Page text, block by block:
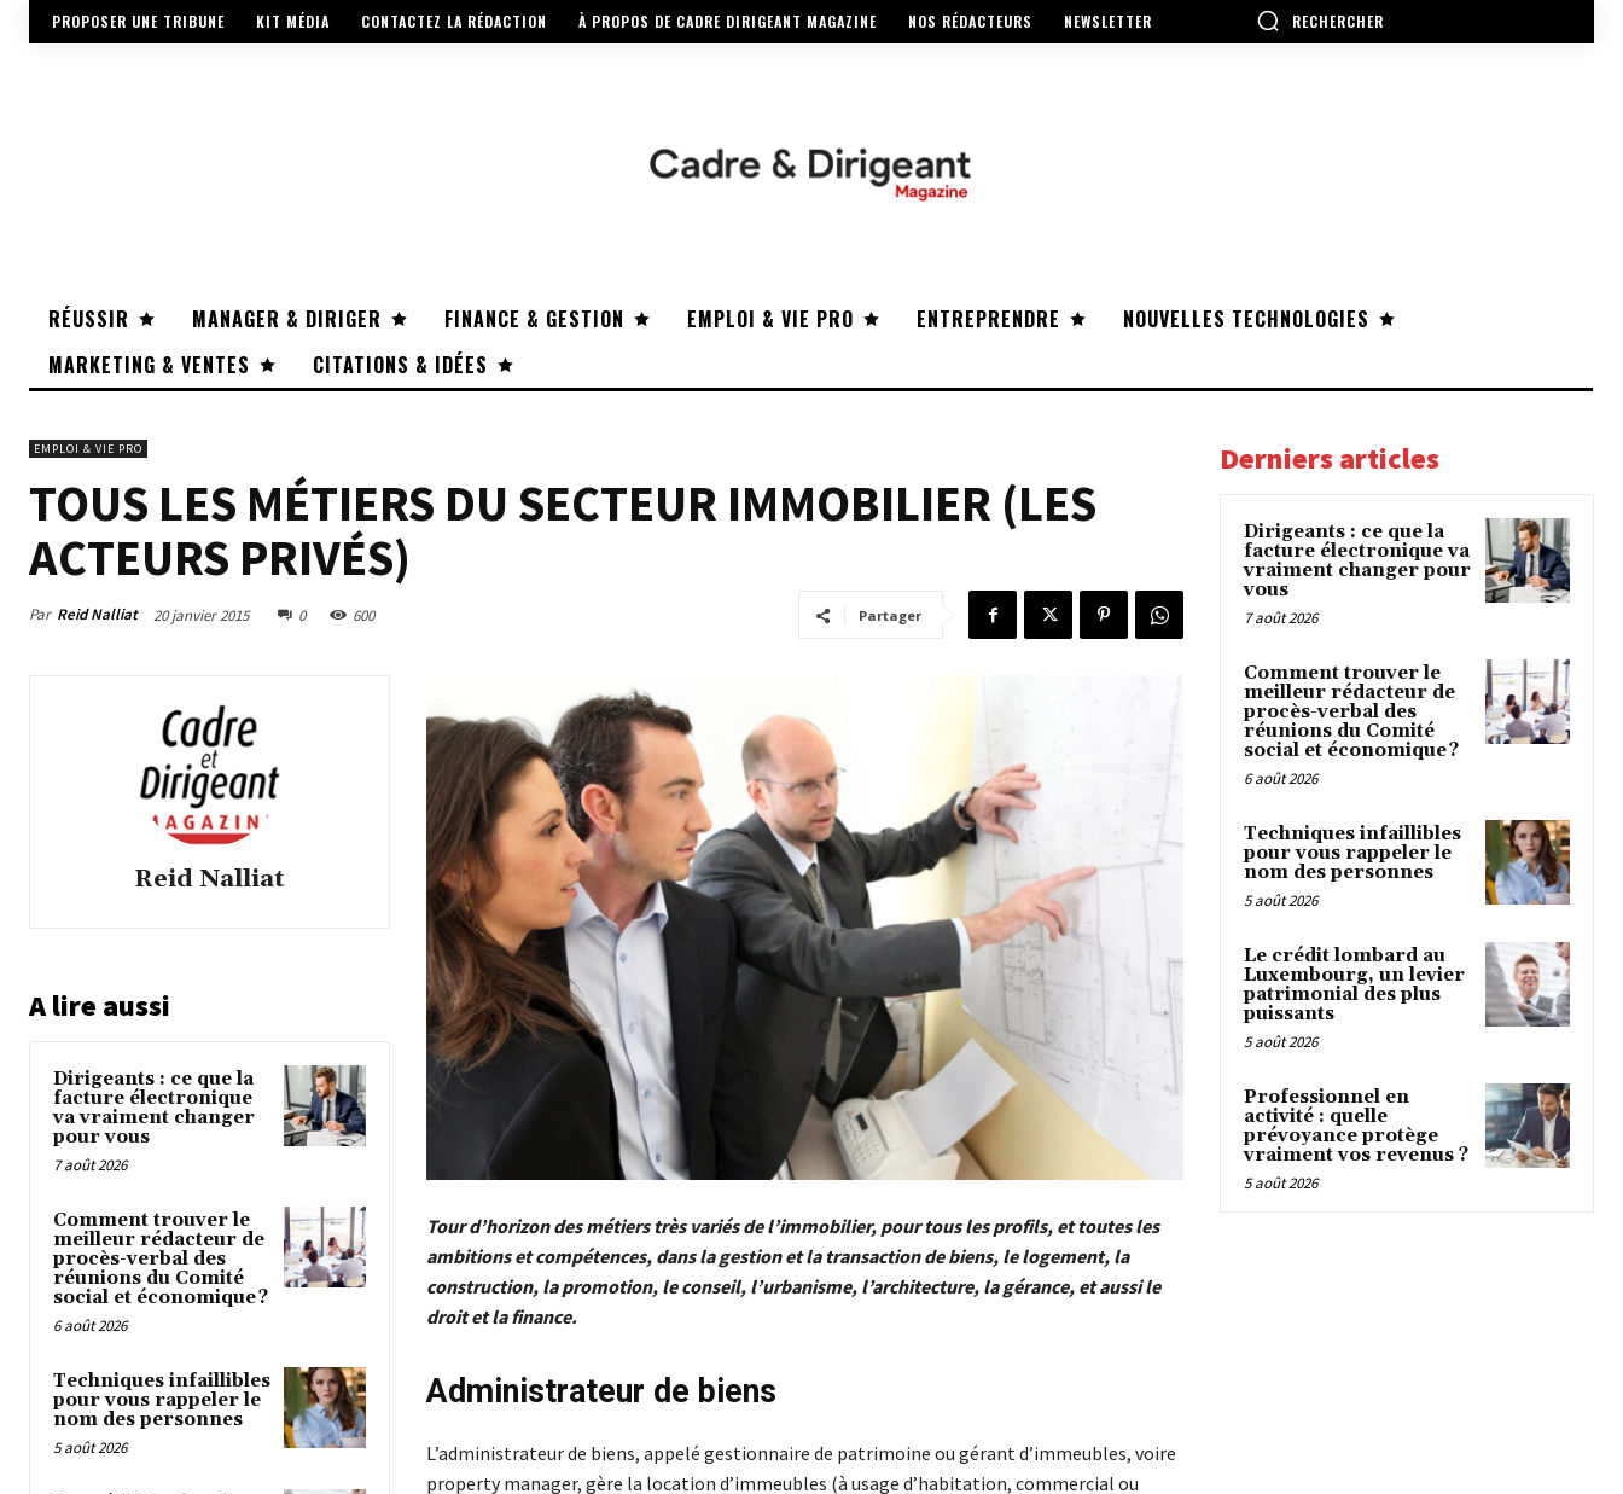
PROPOSER UNE TRIBUNE KIT MÉDIA CONTACTEZ LA RÉDACTION À PROPOS DE CADRE DIRIGEANT MAGAZINE NOS RÉDACTEURS NEWSLETTER RECHERCHER
RÉUSSIR MANAGER & DIRIGER FINANCE & GESTION EMPLOI & VIE PRO ENTREPRENDRE
NOUVELLES TECHNOLOGIES
MARKETING & VENTES
CITATIONS & IDÉES
EMPLOI & VIE PRO
TOUS LES MÉTIERS DU SECTEUR IMMOBILIER (LES
ACTEURS PRIVÉS)
Par Reid Nalliat 20 janvier 2015 0 600 Partager
Reid Nalliat
A lire aussi
Dirigeants : ce que la
facture électronique
va vraiment changer
pour vous
7 août 2026
Comment trouver le
meilleur rédacteur de
procès-verbal des
réunions du Comité
social et économique ?
6 août 2026
Techniques infaillibles
pour vous rappeler le
nom des personnes
5 août 2026
Tour d’horizon des métiers très variés de l’immobilier, pour tous les profils, et toutes les
ambitions et compétences, dans la gestion et la transaction de biens, le logement, la
construction, la promotion, le conseil, l’urbanisme, l’architecture, la gérance, et aussi le
droit et la finance.
Administrateur de biens
L’administrateur de biens, appelé gestionnaire de patrimoine ou gérant d’immeubles, voire
property manager, gère la location d’immeubles (à usage d’habitation, commercial ou
Derniers articles
Dirigeants : ce que la
facture électronique va
vraiment changer pour
vous
7 août 2026
Comment trouver le
meilleur rédacteur de
procès-verbal des
réunions du Comité
social et économique ?
6 août 2026
Techniques infaillibles
pour vous rappeler le
nom des personnes
5 août 2026
Le crédit lombard au
Luxembourg, un levier
patrimonial des plus
puissants
5 août 2026
Professionnel en
activité : quelle
prévoyance protège
vraiment vos revenus ?
5 août 2026